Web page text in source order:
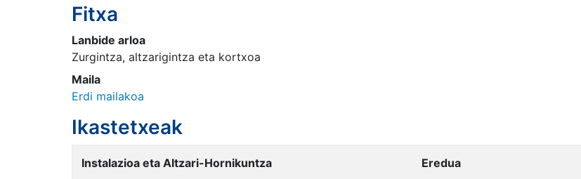
Fitxa
Lanbide arloa
Zurgintza, altzarigintza eta kortxoa
Maila
Erdi mailakoa
Ikastetxeak
Instalazioa eta Altzari-Hornikuntza Eredua